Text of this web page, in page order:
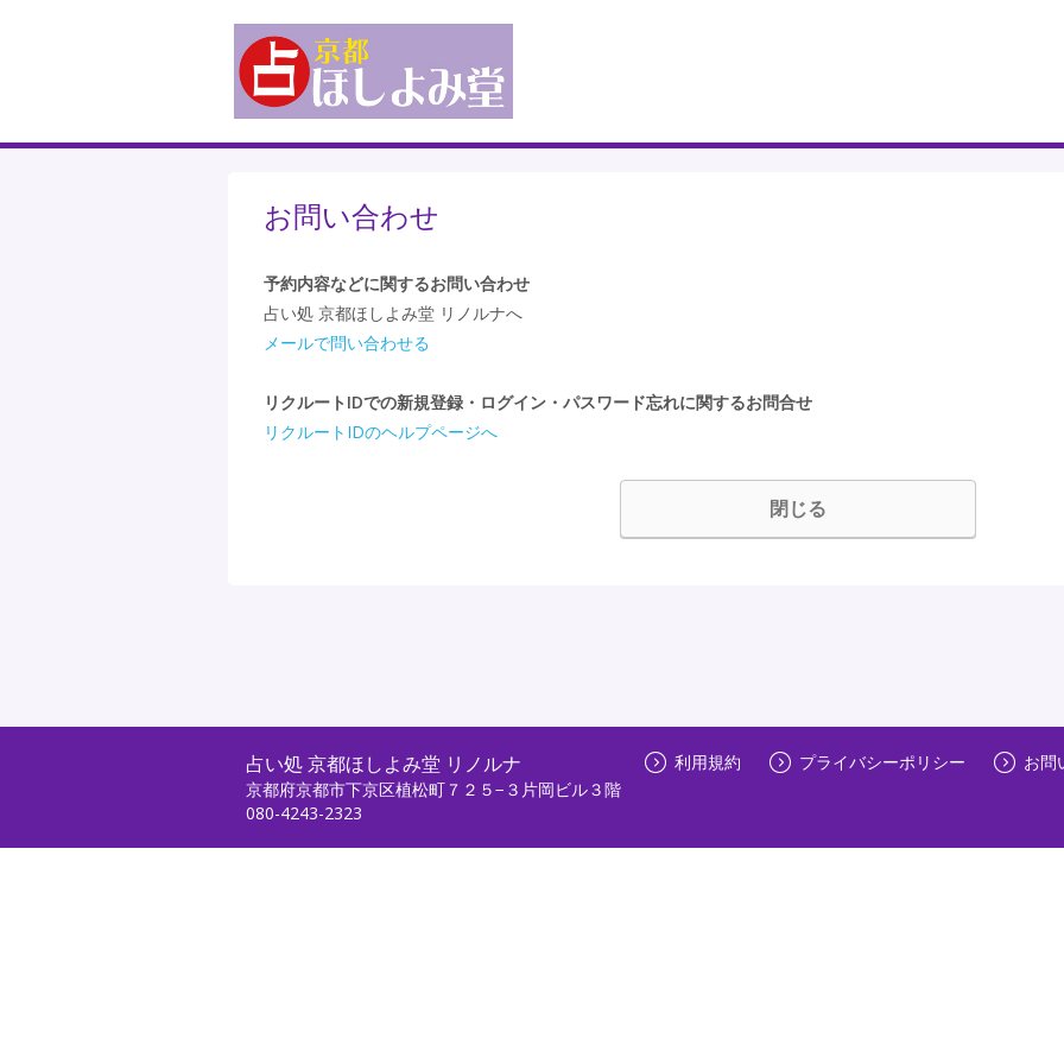
お問い合わせ
予約内容などに関するお問い合わせ
占い処 京都ほしよみ堂 リノルナへ
メールで問い合わせる
リクルートIDでの新規登録・ログイン・パスワード忘れに関するお問合せ
リクルートIDのヘルプページへ
閉じる
占い処 京都ほしよみ堂 リノルナ
京都府京都市下京区植松町７２５−３片岡ビル３階
080-4243-2323
利用規約 プライバシーポリシー お問